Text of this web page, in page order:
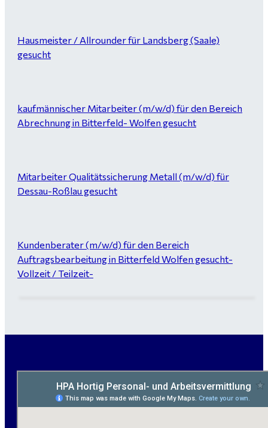
Hausmeister / Allrounder für Landsberg (Saale)
gesucht
kaufmännischer Mitarbeiter (m/w/d) für den Bereich
Abrechnung in Bitterfeld- Wolfen gesucht
Mitarbeiter Qualitätssicherung Metall (m/w/d) für
Dessau-Roßlau gesucht
Kundenberater (m/w/d) für den Bereich
Auftragsbearbeitung in Bitterfeld Wolfen gesucht-
Vollzeit / Teilzeit-
Maurer / Putzer (m/w/d) Bitterfeld-Wolfen gesucht -
ab 3.500 € (keine Montage)